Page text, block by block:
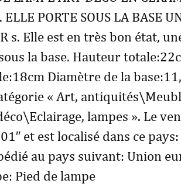
ELLE PORTE SOUS LA BASE
s. Elle est en très bon état,
la base. Hauteur
Diamètre de la
« Art,
lampes ». Le
et est localisé dans ce
au pays suivant: Union
Pied de lampe